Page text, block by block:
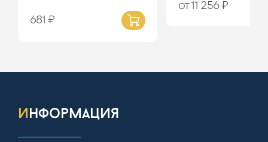
681 ₽
от 11 256 ₽
информация